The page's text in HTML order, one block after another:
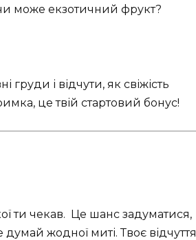
може екзотичний фрукт?
груди і відчути, як свіжість
це твій стартовий бонус!
ти чекав. ️ Це шанс задуматися,
жодної миті. Твоє відчуття